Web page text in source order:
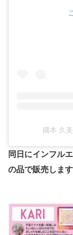
國本 久
同日にインフル
の品で販売します